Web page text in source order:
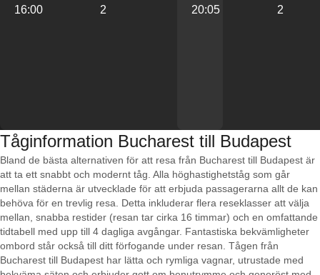
16:00 2 20:05 2
Tåginformation Bucharest till Budapest
Bland de bästa alternativen för att resa från Bucharest till Budapest är
att ta ett snabbt och modernt tåg. Alla höghastighetståg som går
mellan städerna är utvecklade för att erbjuda passagerarna allt de kan
behöva för en trevlig resa. Detta inkluderar flera reseklasser att välja
mellan, snabba restider (resan tar cirka 16 timmar) och en omfattande
tidtabell med upp till 4 dagliga avgångar. Fantastiska bekvämligheter
ombord står också till ditt förfogande under resan. Tågen från
Bucharest till Budapest har lätta och rymliga vagnar, utrustade med